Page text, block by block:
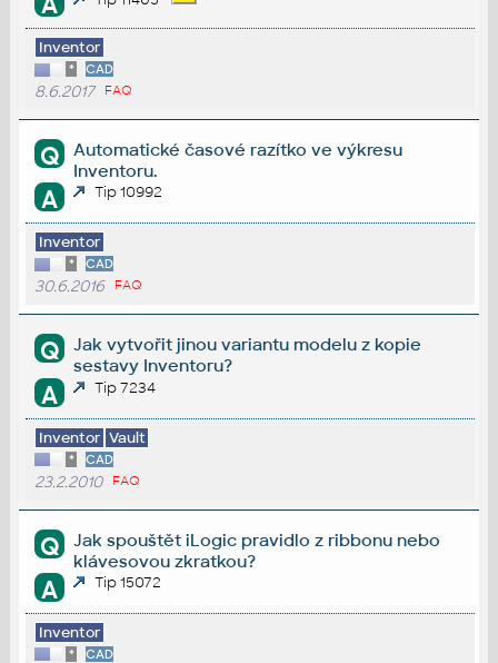
Inventor
* CAD
8.6.2017 FAQ
Q
Automatické časové razítko ve výkresu
Inventoru.
A Tip 10992
Inventor
* CAD
30.6.2016 FAQ
Q
Jak vytvořit jinou variantu modelu z kopie
sestavy Inventoru?
A Tip 7234
Inventor Vault
* CAD
23.2.2010 FAQ
Q
Jak spouštět iLogic pravidlo z ribbonu nebo
klávesovou zkratkou?
A Tip 15072
Inventor
* CAD